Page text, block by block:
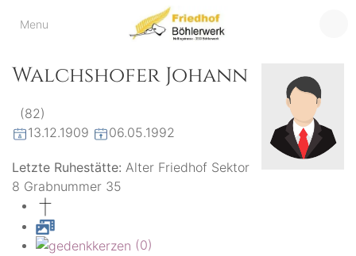
Menu
Friedhof
der virtuelle Friedhof
Walchshofer Johann
(82)
13.12.1909
06.05.1992
Letzte Ruhestätte: Alter Friedhof Sektor
8 Grabnummer 35
(0)